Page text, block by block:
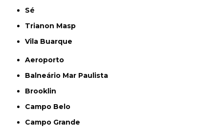
Sé
Trianon Masp
Vila Buarque
Aeroporto
Balneário Mar Paulista
Brooklin
Campo Belo
Campo Grande